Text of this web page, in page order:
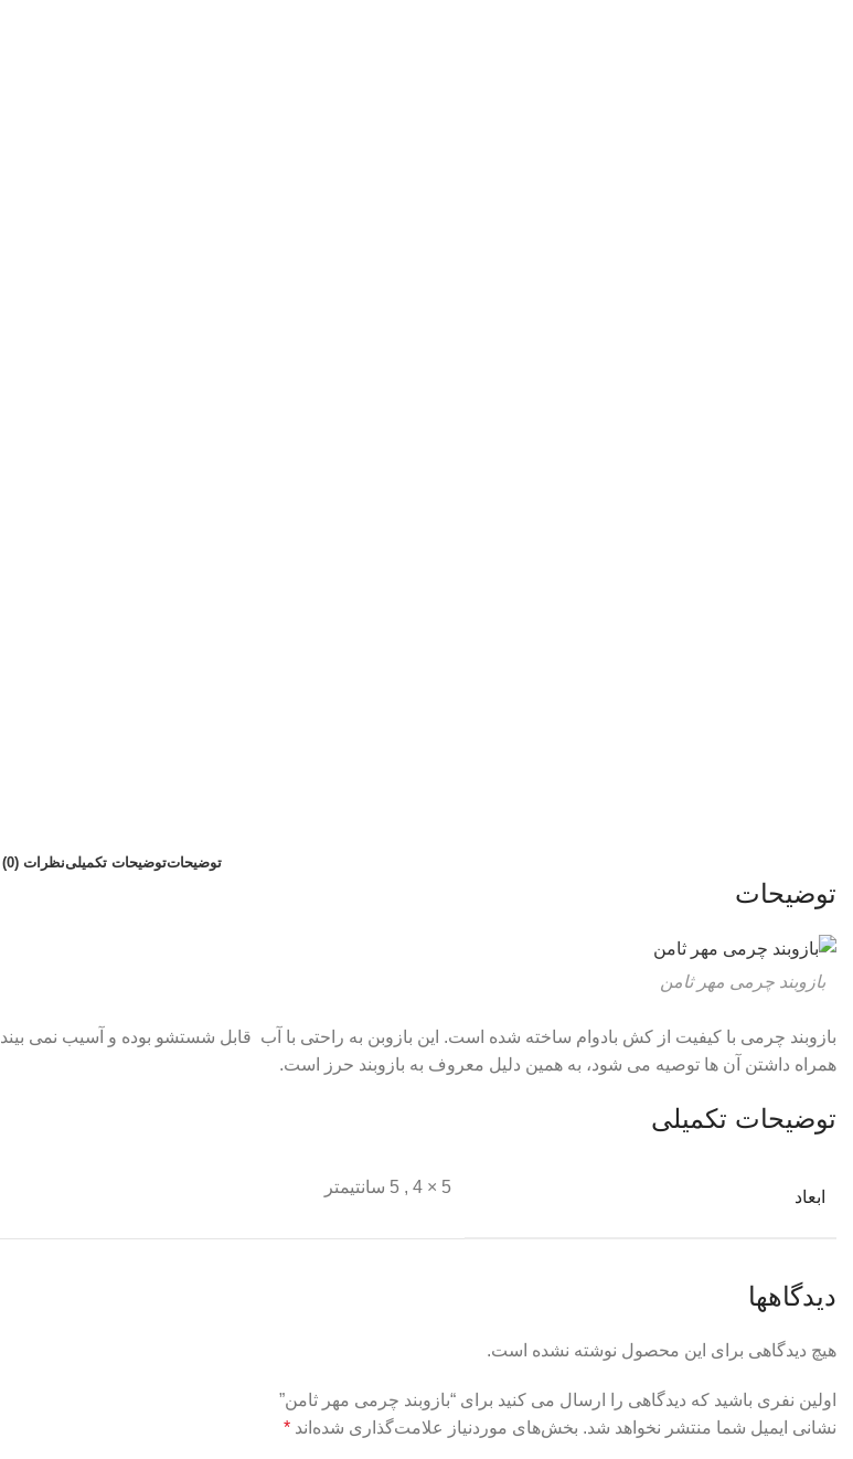
توضیحاتتوضیحات تکمیلینظرات (0)
توضیحات
بازوبند چرمی مهر ثامن
بازوبند چرمی با کیفیت از کش بادوام ساخته شده است. این بازوبن به راحتی با آب قابل شستشو بوده و آسیب نمی
همراه داشتن آن ها توصیه می شود، به همین دلیل معروف به بازوبند حرز است.
توضیحات تکمیلی
ابعاد
5 × 4
, 5 سانتیمتر
دیدگاهها
هیچ دیدگاهی برای این محصول نوشته نشده است.
اولین نفری باشید که دیدگاهی را ارسال می کنید برای “بازوبند چرمی مهر ثامن”
نشانی ایمیل شما منتشر نخواهد شد. بخش‌های موردنیاز علامت‌گذاری شده‌اند *